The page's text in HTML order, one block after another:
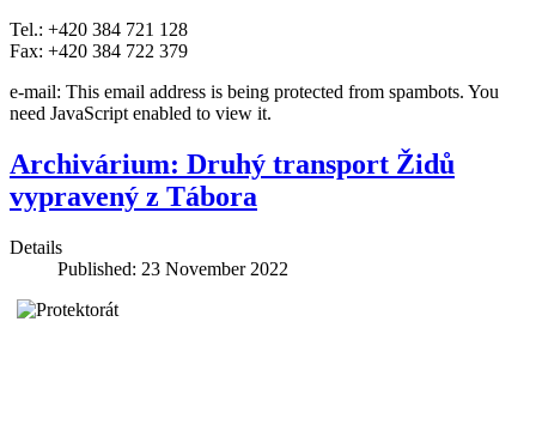
Tel.: +420 384 721 128
Fax: +420 384 722 379
e-mail: This email address is being protected from spambots. You
need JavaScript enabled to view it.
Archivárium: Druhý transport Židů
vypravený z Tábora
Details
Published: 23 November 2022